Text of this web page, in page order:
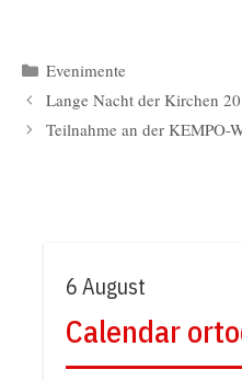
Kategorien
Evenimente
Lange Nacht der Kirchen
Teilnahme an der KEMPO-
6 August
Calendar